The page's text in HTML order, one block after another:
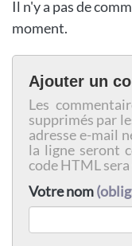
Il n'y a pas de
moment.
Ajouter un
Les
supprimés par
adresse e-mail
la ligne seront
code HTML
Votre nom